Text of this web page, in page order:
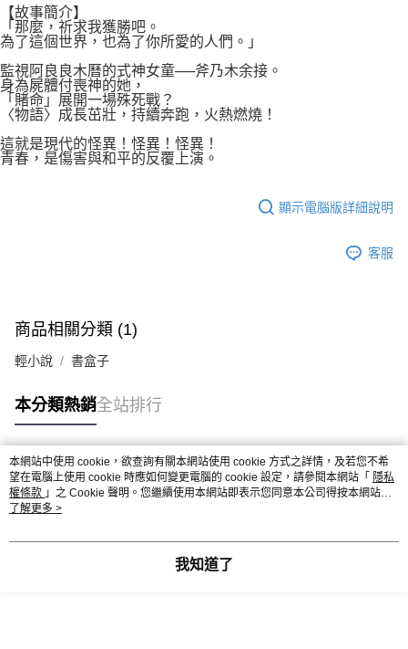
【故事簡介】
「那麼，祈求我獲勝吧。
為了這個世界，也為了你所愛的人們。」
監視阿良良木曆的式神女童──斧乃木余接。
身為屍體付喪神的她，
「賭命」展開一場殊死戰？
〈物語〉成長茁壯，持續奔跑，火熱燃燒！
這就是現代的怪異！怪異！怪異！
青春，是傷害與和平的反覆上演。
顯示電腦版詳細說明
客服
商品相關分類 (1)
輕小說 書盒子
本分類熱銷全站排行
熱門標籤
本網站中使用 cookie，欲查詢有關本網站使用 cookie 方式之詳情，及若您不希
望在電腦上使用 cookie 時應如何變更電腦的 cookie 設定，請參閱本網站「 隱私
權條款 」之 Cookie 聲明。您繼續使用本網站即表示您同意本公司得按本網站使
用條款之 Cookie 聲明使用 cookie。
了解更多 >
我知道了